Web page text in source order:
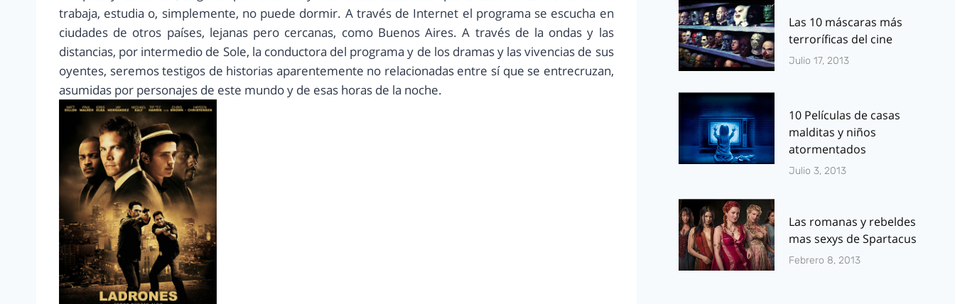
trabaja, estudia o, simplemente, no puede dormir. A través de Internet el programa se escucha en
ciudades de otros países, lejanas pero cercanas, como Buenos Aires. A través de la ondas y las
distancias, por intermedio de Sole, la conductora del programa y de los dramas y las vivencias de sus
oyentes, seremos testigos de historias aparentemente no relacionadas entre sí que se entrecruzan,
asumidas por personajes de este mundo y de esas horas de la noche.
Las 10 máscaras más
terroríficas del cine
Julio 17, 2013
10 Películas de casas
malditas y niños
atormentados
Julio 3, 2013
Las romanas y rebeldes
mas sexys de Spartacus
Febrero 8, 2013